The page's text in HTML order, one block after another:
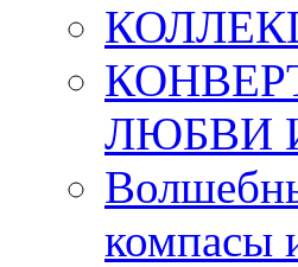
ЛЮБВИ
компасы